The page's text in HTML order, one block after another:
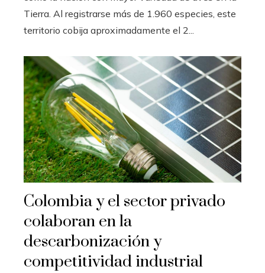
Tierra. Al registrarse más de 1.960 especies, este
territorio cobija aproximadamente el 2...
Colombia y el sector privado
colaboran en la
descarbonización y
competitividad industrial